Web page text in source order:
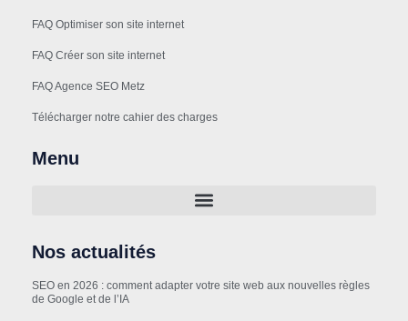
FAQ Optimiser son site internet
FAQ Créer son site internet
FAQ Agence SEO Metz
Télécharger notre cahier des charges
Menu
Nos actualités
SEO en 2026 : comment adapter votre site web aux nouvelles règles
de Google et de l’IA